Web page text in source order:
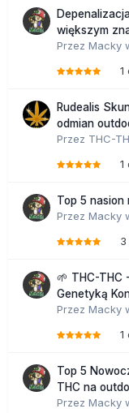
większym
Przez Macky
1
Rudealis
odmian
Przez THC-
1
Top 5 nasion
Przez Macky
🌱 THC-THC
Genetyką
Przez Macky
1
Top 5
THC na
Przez Macky